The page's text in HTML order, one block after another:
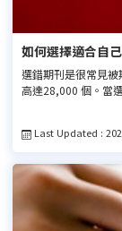
如何選擇適合自
選錯期刊是很常見
高達28,000 個。當
Last Updated :